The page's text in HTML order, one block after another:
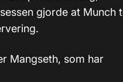
gjorde at Munch
Mangseth, som har